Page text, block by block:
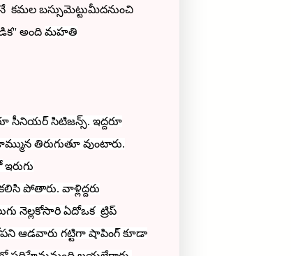
బస్సుమెట్టుమీదనుంచి
అంది మహతి
సీనియర్ సిటిజన్స్. ఇద్దరూ
తిరుగుతూ వుంటారు.
పోతారు. వాళ్లిద్దరు
నెల్లకోసారి ఏదోఒక ట్రిప్
ఆడవారు గట్టిగా షాపింగ్ కూడా